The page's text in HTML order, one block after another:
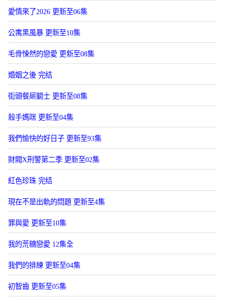
愛情來了2026 更新至06集
公寓黑風暴 更新至10集
毛骨悚然的戀愛 更新至08集
婚姻之後 完结
街頭餐厛鬭士 更新至08集
殺手媽咪 更新至04集
我們愉快的好日子 更新至93集
財閥X刑警第二季 更新至02集
紅色珍珠 完结
現在不是出軌的問題 更新至4集
罪與愛 更新至10集
我的荒糖戀愛 12集全
我們的排練 更新至04集
初智齒 更新至05集